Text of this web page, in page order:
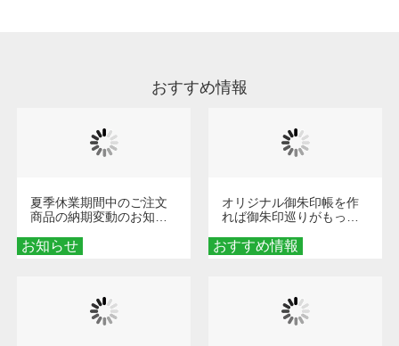
おすすめ情報
お知らせ
夏季休業期間中のご注文
商品の納期変動のお知ら
おすすめ情報
オリジナル御朱印帳を作
れば御朱印巡りがもっと
ダーメイドする魅力と選
び方